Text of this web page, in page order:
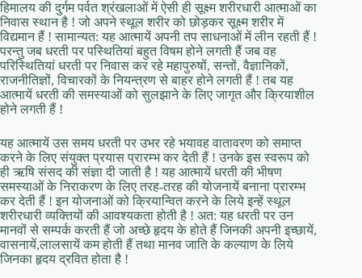
हिमालय की दुर्गम पर्वत श्रंखलाओं में ऐसी ही सूक्ष्म शरीरधारी आत्माओं का
निवास स्थान है ! जो अपने स्थूल शरीर को छोड़कर सूक्ष्म शरीर में
विद्यमान हैं ! सामान्यत: यह आत्मायें अपनी तप साधनाओं में लीन रहती हैं !
परन्तु जब धरती पर पस्थितियां बहुत विषम होने लगती हैं जब वह
परिस्थितियां धरती पर निवास कर रहे महापुरुषों, सन्तों, वैज्ञानिकों,
राजनीतिज्ञों, विचारकों के नियन्त्रण से बाहर होने लगती हैं ! तब यह
आत्मायें धरती की समस्याओं को सुलझाने के लिए जागृत और क्रियाशील
होने लगती हैं !
यह आत्मायें उस समय धरती पर उभर रहे भयावह वातावरण को समाप्त
करने के लिए संयुक्त प्रयास प्रारम्भ कर देती हैं ! उनके इस स्वरूप को
ही ऋषि संसद की संज्ञा दी जाती है ! यह आत्मायें धरती की भीषण
समस्याओं के निराकरण के लिए तरह-तरह की योजनायें बनाना प्रारम्भ
कर देती हैं ! इन योजनाओं को क्रियान्वित करने के लिये इन्हें स्थूल
शरीरधारी व्यक्तियों की आवश्यकता होती है ! अत: यह धरती पर उन
मानवों से सम्पर्क करती हैं जो अच्छे हृदय के होते हैं जिनकी अपनी इच्छायें,
वासनायें,लालसायें कम होती हैं तथा मानव जाति के कल्याण के लिये
जिनका हृदय द्रवित होता है !